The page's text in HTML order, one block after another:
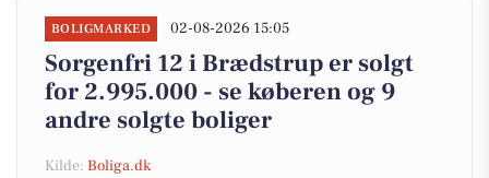
BOLIGMARKED 02-08-2026 15:05
Sorgenfri 12 i Brædstrup er solgt
for 2.995.000 - se køberen og 9
andre solgte boliger
Kilde: Boliga.dk